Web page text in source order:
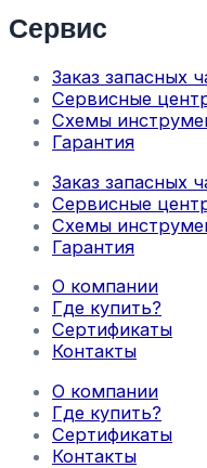
Сервис
Заказ запасных
Сервисные
Схемы
Гарантия
Заказ запасных
Сервисные
Схемы
Гарантия
О компании
Где купить?
Сертификаты
Контакты
О компании
Где купить?
Сертификаты
Контакты